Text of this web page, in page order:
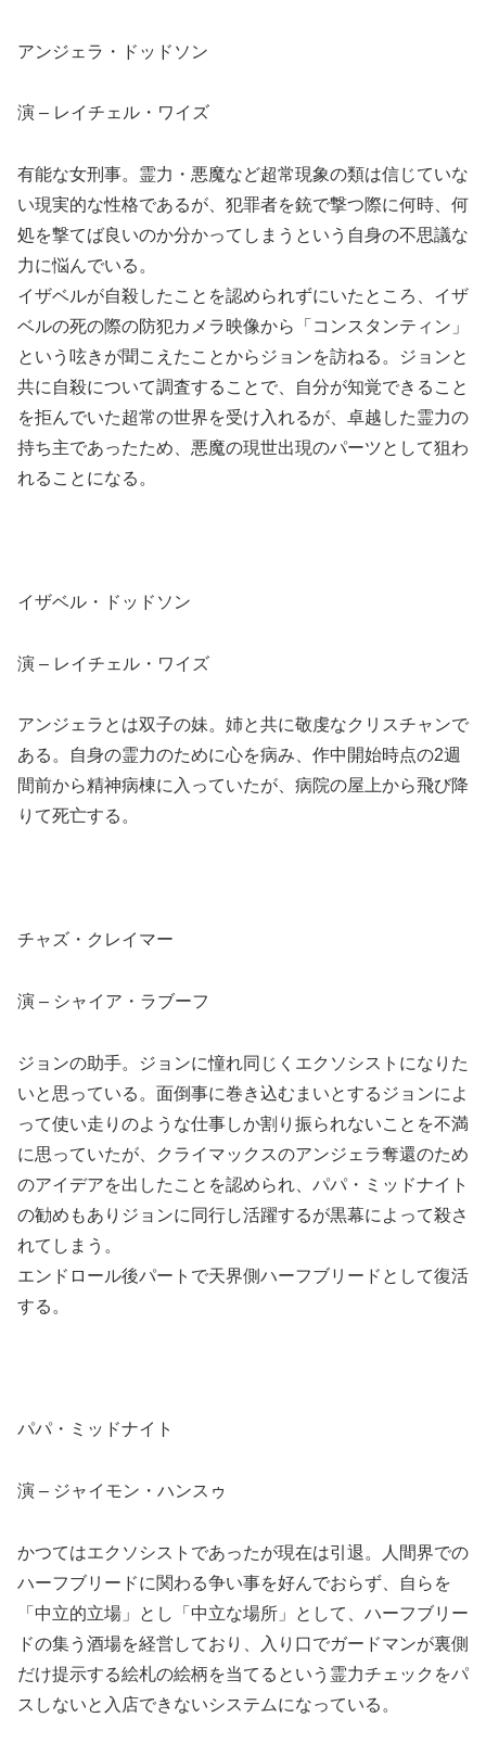
アンジェラ・ドッドソン
演 – レイチェル・ワイズ
有能な女刑事。霊力・悪魔など超常現象の類は信じていな
い現実的な性格であるが、犯罪者を銃で撃つ際に何時、何
処を撃てば良いのか分かってしまうという自身の不思議な
力に悩んでいる。
イザベルが自殺したことを認められずにいたところ、イザ
ベルの死の際の防犯カメラ映像から「コンスタンティン」
という呟きが聞こえたことからジョンを訪ねる。ジョンと
共に自殺について調査することで、自分が知覚できること
を拒んでいた超常の世界を受け入れるが、卓越した霊力の
持ち主であったため、悪魔の現世出現のパーツとして狙わ
れることになる。
イザベル・ドッドソン
演 – レイチェル・ワイズ
アンジェラとは双子の妹。姉と共に敬虔なクリスチャンで
ある。自身の霊力のために心を病み、作中開始時点の2週
間前から精神病棟に入っていたが、病院の屋上から飛び降
りて死亡する。
チャズ・クレイマー
演 – シャイア・ラブーフ
ジョンの助手。ジョンに憧れ同じくエクソシストになりた
いと思っている。面倒事に巻き込むまいとするジョンによ
って使い走りのような仕事しか割り振られないことを不満
に思っていたが、クライマックスのアンジェラ奪還のため
のアイデアを出したことを認められ、パパ・ミッドナイト
の勧めもありジョンに同行し活躍するが黒幕によって殺さ
れてしまう。
エンドロール後パートで天界側ハーフブリードとして復活
する。
パパ・ミッドナイト
演 – ジャイモン・ハンスゥ
かつてはエクソシストであったが現在は引退。人間界での
ハーフブリードに関わる争い事を好んでおらず、自らを
「中立的立場」とし「中立な場所」として、ハーフブリー
ドの集う酒場を経営しており、入り口でガードマンが裏側
だけ提示する絵札の絵柄を当てるという霊力チェックをパ
スしないと入店できないシステムになっている。